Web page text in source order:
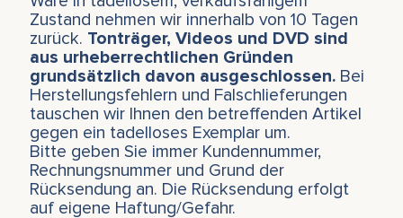
Zustand nehmen wir innerhalb von 10 Tagen
zurück. Tonträger, Videos und DVD sind
aus urheberrechtlichen Gründen
grundsätzlich davon ausgeschlossen. Bei
Herstellungsfehlern und Falschlieferungen
tauschen wir Ihnen den betreffenden Artikel
gegen ein tadelloses Exemplar um.
Bitte geben Sie immer Kundennummer,
Rechnungsnummer und Grund der
Rücksendung an. Die Rücksendung erfolgt
auf eigene Haftung/Gefahr.